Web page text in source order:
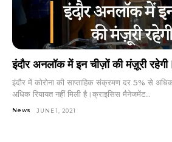
इंदौर अनलॉक में इन चीज़ों की मंज़ूरी
इंदौर में कोरोना की साप्ताहिक संक्रमण दर 5% से
अधिक रियायत नहीं मिली है।क्राइसिस मैनेजमेंट...
News JUNE 1, 2021